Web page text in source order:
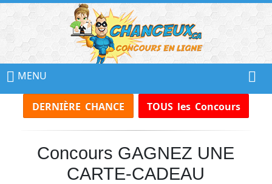
MENU
DERNIÈRE CHANCE TOUS les Concours
Concours GAGNEZ UNE
CARTE-CADEAU
📢
Ne
Manquez
Aucun
Concours!
Inscrivez-